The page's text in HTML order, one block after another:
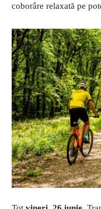
coborâre relaxată pe